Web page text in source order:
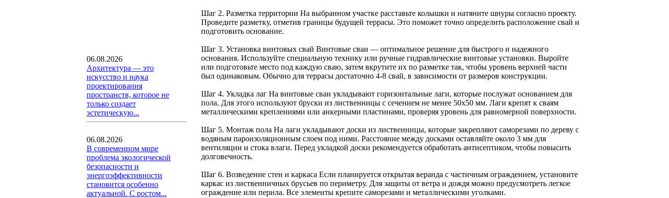
06.08.2026
Архитектура — это
искусство и наука
проектирования
пространств, которое не
только создает
эстетическую...
06.08.2026
В современном мире
проблема экологической
безопасности и
энергоэффективности
становится особенно
актуальной. С ростом...
Шаг 2. Разметка территории На выбранном участке расставьте колышки и натяните шнуры согласно проекту.
Проведите разметку, отметив границы будущей террасы. Это поможет точно определить расположение свай и
подготовить основание.
Шаг 3. Установка винтовых свай Винтовые сваи — оптимальное решение для быстрого и надежного
основания. Используйте специальную технику или ручные гидравлические винтовые установки. Выройте
или подготовьте место под каждую сваю, затем вкрутите их по разметке так, чтобы уровень верхней части
был одинаковым. Обычно для террасы достаточно 4-8 свай, в зависимости от размеров конструкции.
Шаг 4. Укладка лаг На винтовые сваи укладывают горизонтальные лаги, которые послужат основанием для
пола. Для этого используют бруски из лиственницы с сечением не менее 50х50 мм. Лаги крепят к сваям
металлическими креплениями или анкерными пластинами, проверяя уровень для равномерной поверхности.
Шаг 5. Монтаж пола На лаги укладывают доски из лиственницы, которые закрепляют саморезами по дереву с
водяным пароизоляционным слоем под ними. Расстояние между досками оставляйте около 3 мм для
вентиляции и стока влаги. Перед укладкой доски рекомендуется обработать антисептиком, чтобы повысить
долговечность.
Шаг 6. Возведение стен и каркаса Если планируется открытая веранда с частичным ограждением, установите
каркас из лиственничных брусьев по периметру. Для защиты от ветра и дождя можно предусмотреть легкое
ограждение или перила. Все элементы крепите саморезами и металлическими уголками.